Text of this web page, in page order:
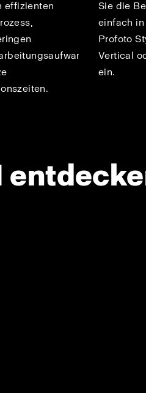
effizienten
Sie die
einfach in
Profoto
Vertical
ein.